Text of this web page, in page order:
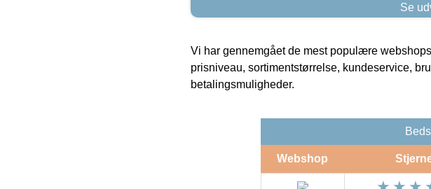
Se
Vi har gennemgået de mest populære
prisniveau, sortimentstørrelse, kundeservice,
betalingsmuligheder.
Webshop